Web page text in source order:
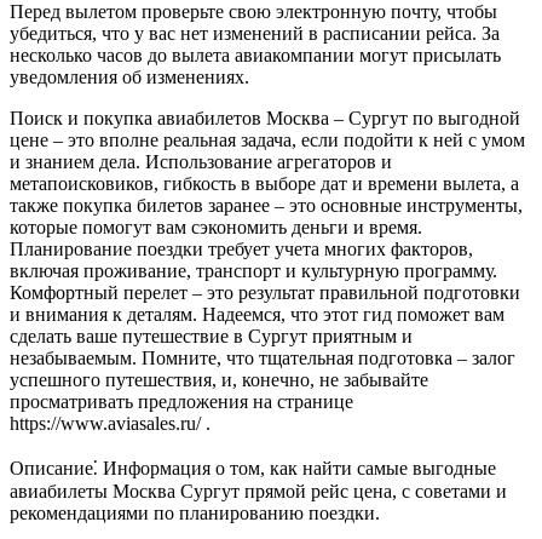
Перед вылетом проверьте свою электронную почту, чтобы
убедиться, что у вас нет изменений в расписании рейса. За
несколько часов до вылета авиакомпании могут присылать
уведомления об изменениях.
Поиск и покупка авиабилетов Москва – Сургут по выгодной
цене – это вполне реальная задача, если подойти к ней с умом
и знанием дела. Использование агрегаторов и
метапоисковиков, гибкость в выборе дат и времени вылета, а
также покупка билетов заранее – это основные инструменты,
которые помогут вам сэкономить деньги и время.
Планирование поездки требует учета многих факторов,
включая проживание, транспорт и культурную программу.
Комфортный перелет – это результат правильной подготовки
и внимания к деталям. Надеемся, что этот гид поможет вам
сделать ваше путешествие в Сургут приятным и
незабываемым. Помните, что тщательная подготовка – залог
успешного путешествия, и, конечно, не забывайте
просматривать предложения на странице
https://www.aviasales.ru/ .
Описание⁚ Информация о том, как найти самые выгодные
авиабилеты Москва Сургут прямой рейс цена, с советами и
рекомендациями по планированию поездки.